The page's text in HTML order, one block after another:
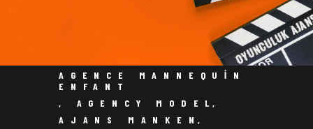
AGENCE MANNEQUIN
ENFANT
, AGENCY MODEL,
AJANS MANKEN,